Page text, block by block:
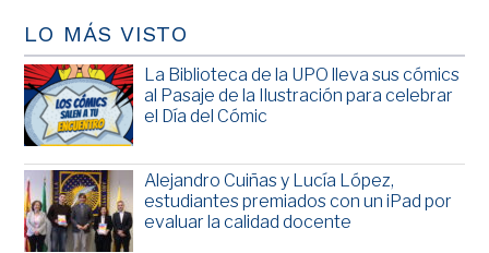
LO MÁS VISTO
La Biblioteca de la UPO lleva sus cómics
al Pasaje de la Ilustración para celebrar
el Día del Cómic
Alejandro Cuiñas y Lucía López,
estudiantes premiados con un iPad por
evaluar la calidad docente